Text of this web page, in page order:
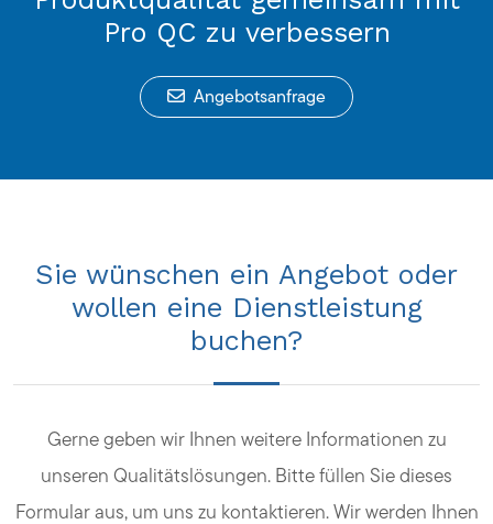
Pro QC zu verbessern
Angebotsanfrage
Sie wünschen ein Angebot oder
wollen eine Dienstleistung
buchen?
Gerne geben wir Ihnen weitere Informationen zu
unseren Qualitätslösungen. Bitte füllen Sie dieses
Formular aus, um uns zu kontaktieren. Wir werden Ihnen